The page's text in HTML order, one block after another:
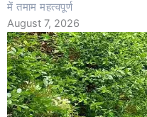
में तमाम महत्वपूर्ण
August 7, 2026